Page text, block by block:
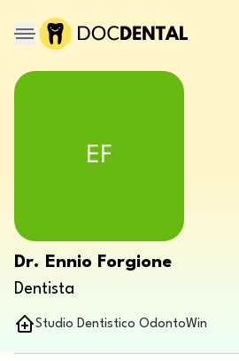
EF
Dr. Ennio Forgione
Dentista
Studio Dentistico OdontoWin